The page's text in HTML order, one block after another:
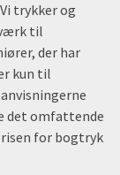
trykker og
til
der har
kun til
det omfattende
for bogtryk